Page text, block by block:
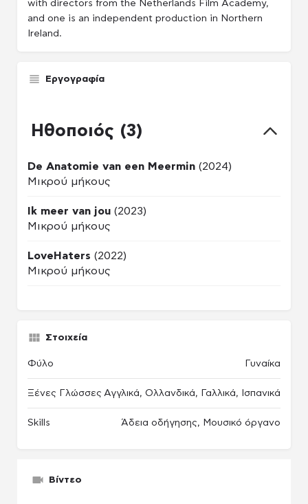
with directors from the Netherlands Film Academy,
and one is an independent production in Northern
Ireland.
Εργογραφία
Ηθοποιός (3)
De Anatomie van een Meermin (2024)
Μικρού μήκους
Ik meer van jou (2023)
Μικρού μήκους
LoveHaters (2022)
Μικρού μήκους
Στοιχεία
Φύλο Γυναίκα
Ξένες Γλώσσες Αγγλικά, Ολλανδικά, Γαλλικά, Ισπανικά
Skills Άδεια οδήγησης, Μουσικό όργανο
Βίντεο